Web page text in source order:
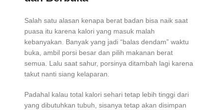
Salah satu alasan kenapa berat badan bisa naik saat
puasa itu karena kalori yang masuk malah
kebanyakan. Banyak yang jadi “balas dendam” waktu
buka, ambil porsi besar dan pilih makanan berat
semua. Lalu saat sahur, porsinya ditambah lagi karena
takut nanti siang kelaparan.
Padahal kalau total kalori sehari tetap lebih tinggi dari
yang dibutuhkan tubuh, sisanya tetap akan disimpan